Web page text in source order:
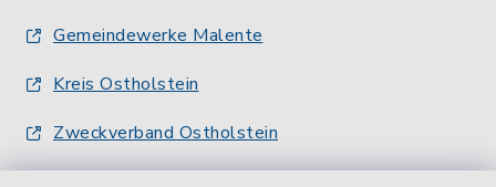
Gemeindewerke Malente
Kreis Ostholstein
Zweckverband Ostholstein